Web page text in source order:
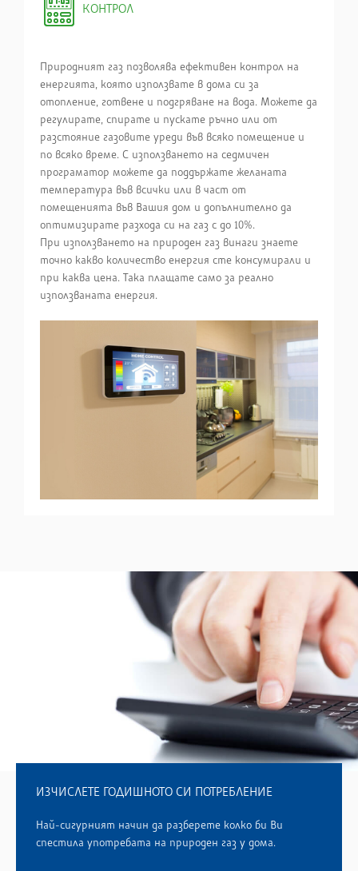
КОНТРОЛ
Природният газ позволява ефективен контрол на
енергията, която използвате в дома си за
отопление, готвене и подгряване на вода. Можете да
регулирате, спирате и пускате ръчно или от
разстояние газовите уреди във всяко помещение и
по всяко време. С използването на седмичен
програматор можете да поддържате желаната
температура във всички или в част от
помещенията във Вашия дом и допълнително да
оптимизирате разхода си на газ с до 10%.
При използването на природен газ винаги знаете
точно какво количество енергия сте консумирали и
при каква цена. Така плащате само за реално
използваната енергия.
ИЗЧИСЛЕТЕ ГОДИШНОТО СИ ПОТРЕБЛЕНИЕ
Най-сигурният начин да разберете колко би Ви
спестила употребата на природен газ у дома.